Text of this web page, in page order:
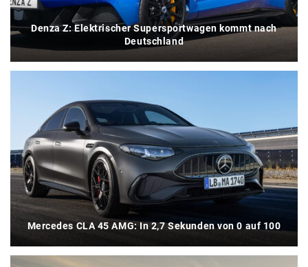
Denza Z: Elektrischer Supersportwagen kommt nach
Deutschland
Mercedes CLA 45 AMG: In 2,7 Sekunden von 0 auf 100